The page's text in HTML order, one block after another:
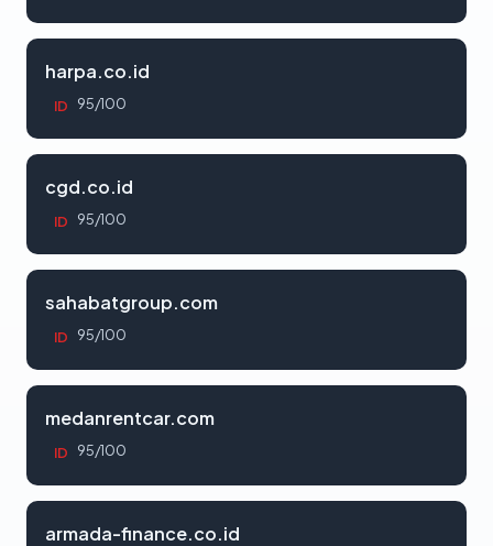
harpa.co.id
ID 95/100
cgd.co.id
ID 95/100
sahabatgroup.com
ID 95/100
medanrentcar.com
ID 95/100
armada-finance.co.id